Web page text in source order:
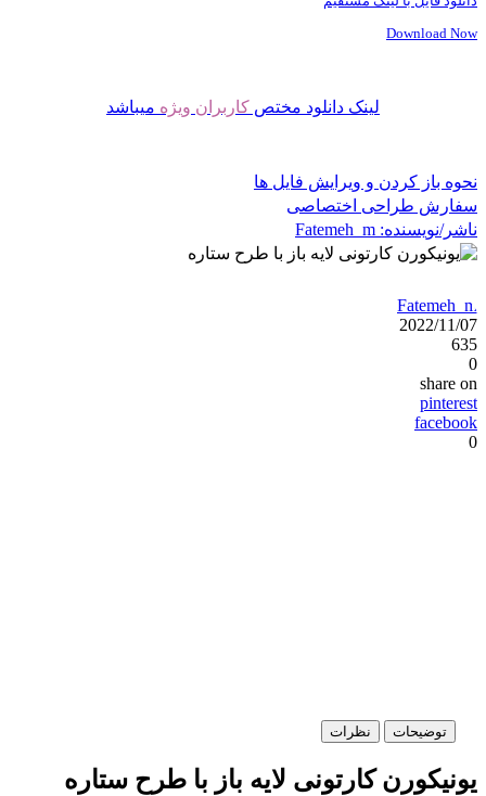
Download Now
لینک دانلود مختص کاربران ویژه میباشد
نحوه باز کردن و ویرایش فایل ها
سفارش طراحی اختصاصی
ناشر/نویسنده: Fatemeh_m
Fatemeh_m
2022/11/07
635
0
share on
pinterest
facebook
0
توضیحات نظرات
یونیکورن کارتونی لایه باز با طرح ستاره